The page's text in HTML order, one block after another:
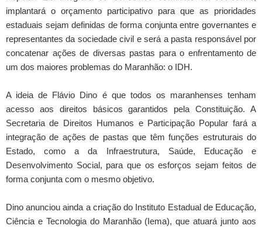
implantará o orçamento participativo para que as prioridades
estaduais sejam definidas de forma conjunta entre governantes e
representantes da sociedade civil e será a pasta responsável por
concatenar ações de diversas pastas para o enfrentamento de
um dos maiores problemas do Maranhão: o IDH.
A ideia de Flávio Dino é que todos os maranhenses tenham
acesso aos direitos básicos garantidos pela Constituição. A
Secretaria de Direitos Humanos e Participação Popular fará a
integração de ações de pastas que têm funções estruturais do
Estado, como a da Infraestrutura, Saúde, Educação e
Desenvolvimento Social, para que os esforços sejam feitos de
forma conjunta com o mesmo objetivo.
Dino anunciou ainda a criação do Instituto Estadual de Educação,
Ciência e Tecnologia do Maranhão (Iema), que atuará junto aos